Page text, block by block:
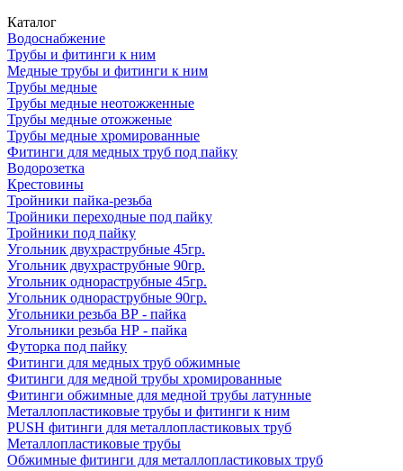
Каталог
Водоснабжение
Трубы и фитинги к ним
Медные трубы и фитинги к ним
Трубы медные
Трубы медные неотожженные
Трубы медные отожженые
Трубы медные хромированные
Фитинги для медных труб под пайку
Водорозетка
Крестовины
Тройники пайка-резьба
Тройники переходные под пайку
Тройники под пайку
Угольник двухраструбные 45гр.
Угольник двухраструбные 90гр.
Угольник однораструбные 45гр.
Угольник однораструбные 90гр.
Угольники резьба ВР - пайка
Угольники резьба НР - пайка
Футорка под пайку
Фитинги для медных труб обжимные
Фитинги для медной трубы хромированные
Фитинги обжимные для медной трубы латунные
Металлопластиковые трубы и фитинги к ним
PUSH фитинги для металлопластиковых труб
Металлопластиковые трубы
Обжимные фитинги для металлопластиковых труб